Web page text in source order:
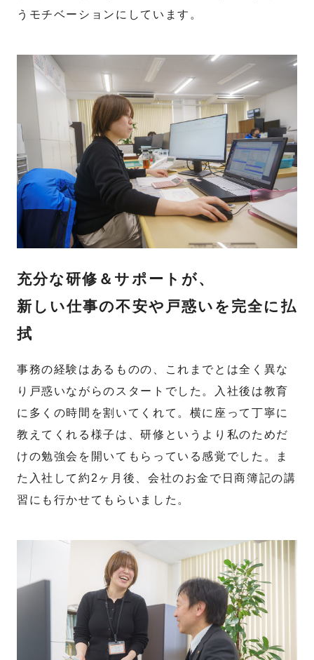
うモチベーションにしています。
充分な研修＆サポートが、
新しい仕事の不安や戸惑いを完全に払
拭
事務の経験はあるものの、これまでとは全く異な
り戸惑いながらのスタートでした。入社後は教育
に多くの時間を割いてくれて。横に座って丁寧に
教えてくれる様子は、研修というより私のためだ
けの勉強会を開いてもらっている感覚でした。ま
た入社して約2ヶ月後、会社のお金で日商簿記の講
習にも行かせてもらいました。